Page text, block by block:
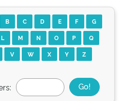
B C D E F
G
L M N O P
Q
V W X Y Z